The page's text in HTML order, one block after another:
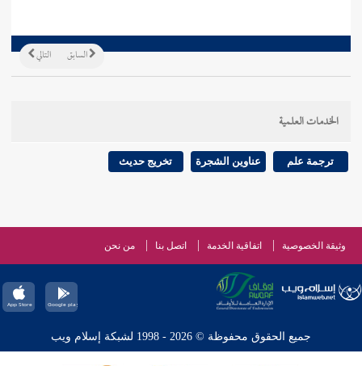
التالي السابق
الخدمات العلمية
ترجمة علم عناوين الشجرة تخريج حديث
وثيقة الخصوصية اتفاقية الخدمة اتصل بنا من نحن
جميع الحقوق محفوظة © 2026 - 1998 لشبكة إسلام ويب